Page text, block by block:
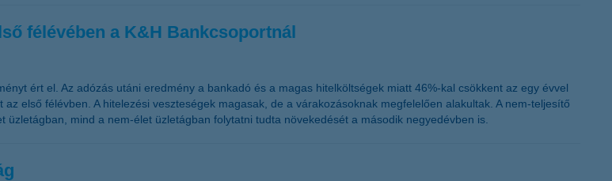
félévében a K&H Bankcsoportnál
ért el. Az adózás utáni eredmény a bankadó és a magas hitelköltségek miatt 46%-kal csökkent az egy évvel
első félévben. A hitelezési veszteségek magasak, de a várakozásoknak megfelelően alakultak. A nem-teljesítő
mind a nem-élet üzletágban folytatni tudta növekedését a második negyedévben is.